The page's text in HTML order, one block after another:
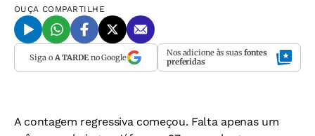
OUÇA COMPARTILHE
Siga o A TARDEno Google Nos adicione às suas fontes
preferidas
A contagem regressiva começou. Falta apenas um